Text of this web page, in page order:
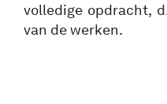
volledige opdracht,
van de werken.